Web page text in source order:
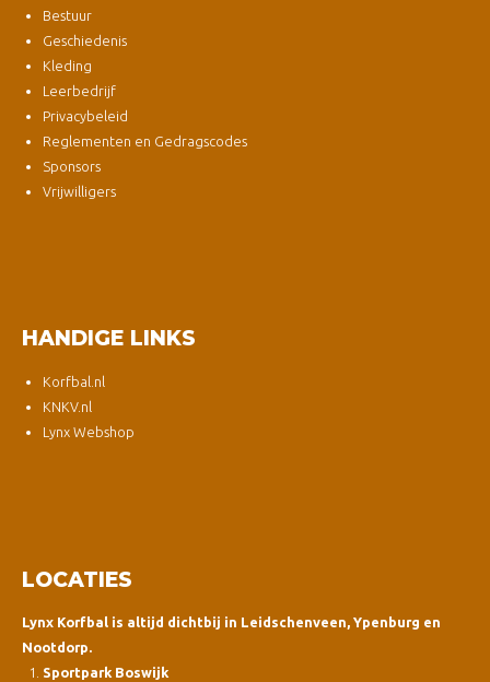
Bestuur
Geschiedenis
Kleding
Leerbedrijf
Privacybeleid
Reglementen en Gedragscodes
Sponsors
Vrijwilligers
HANDIGE LINKS
Korfbal.nl
KNKV.nl
Lynx Webshop
LOCATIES
Lynx Korfbal is altijd dichtbij in Leidschenveen, Ypenburg en
Nootdorp.
Sportpark Boswijk